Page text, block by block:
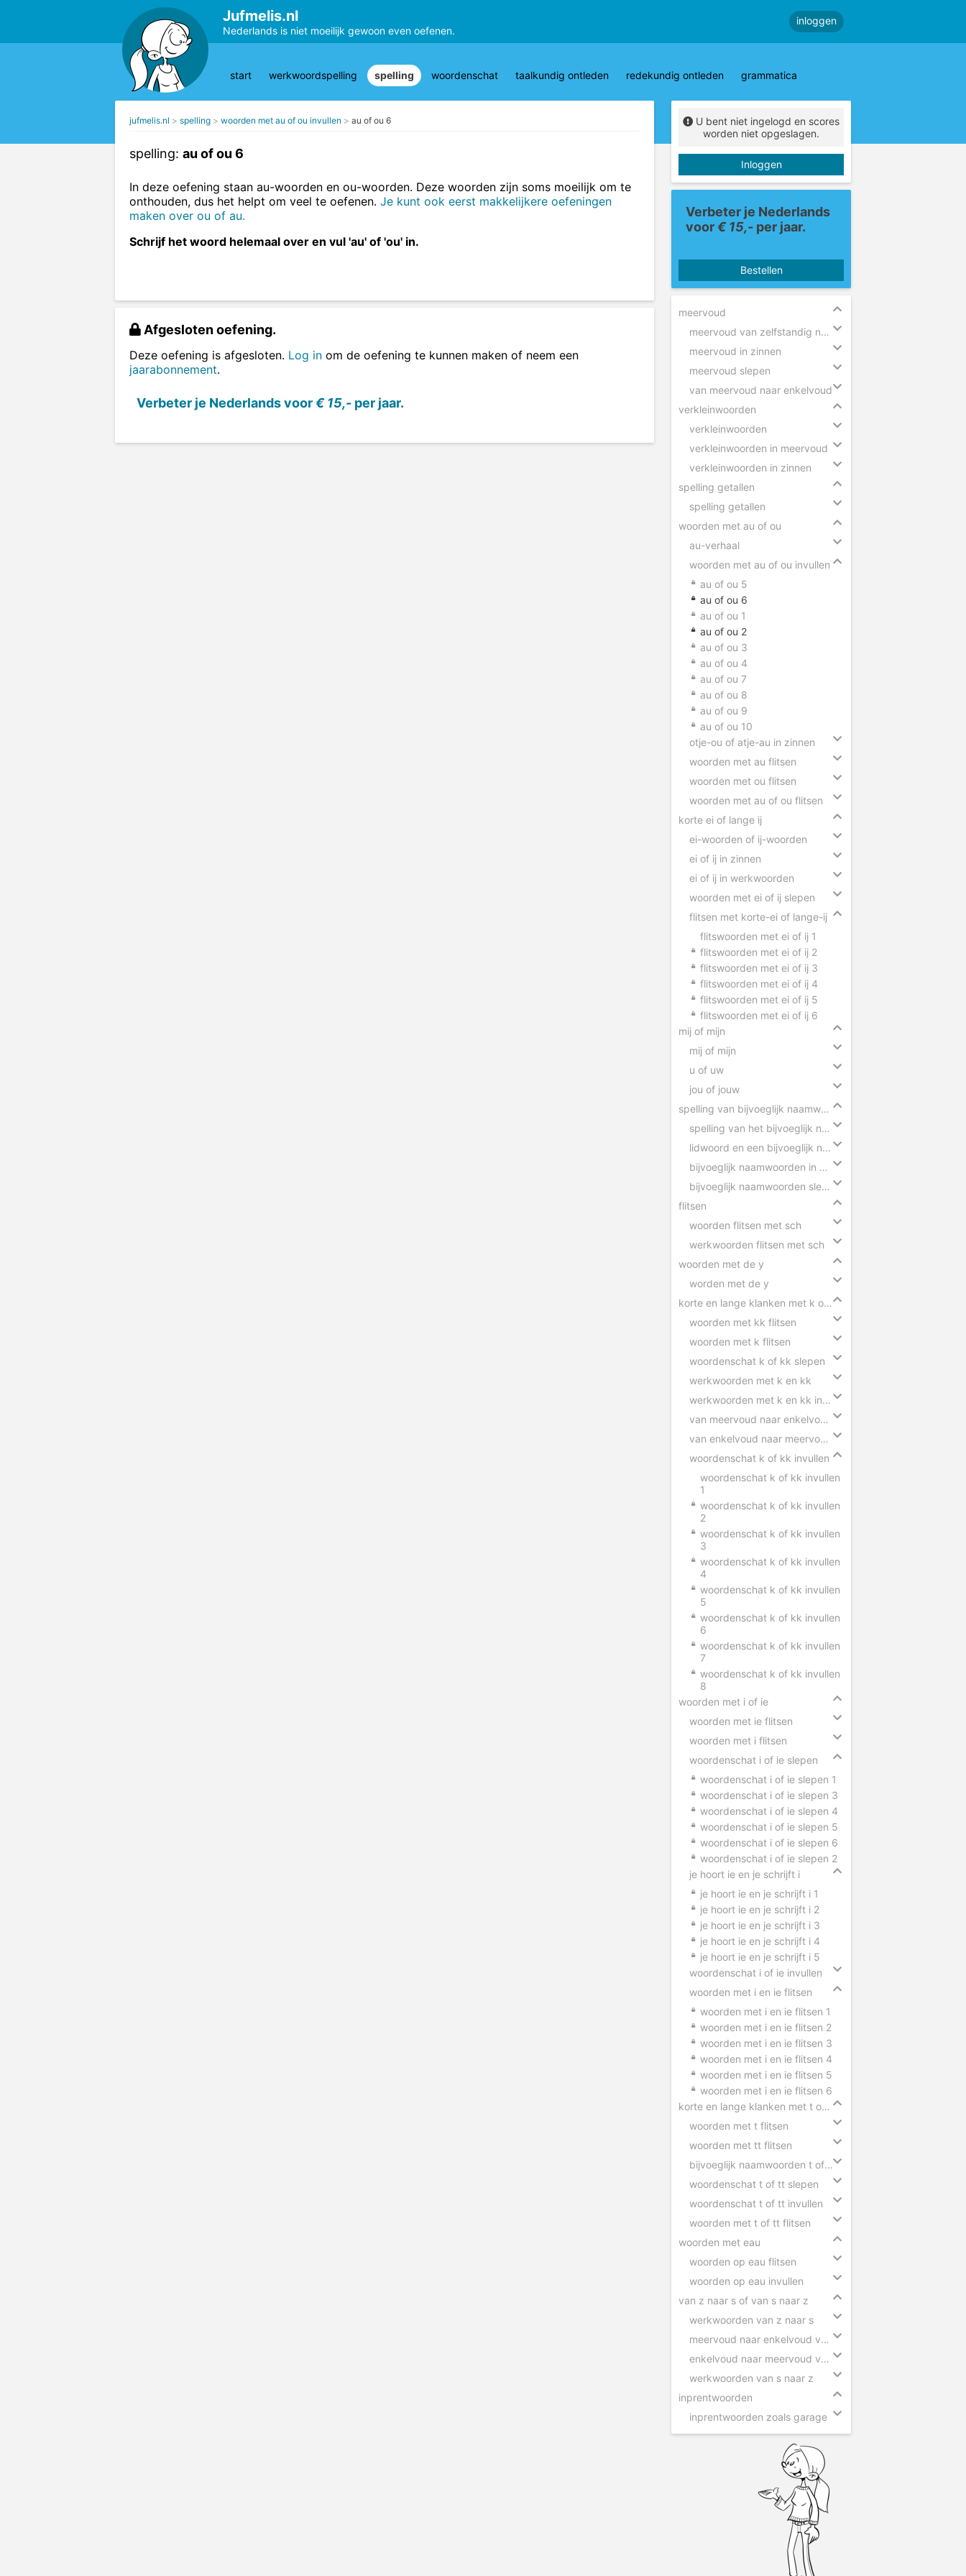
Jufmelis.nl
Nederlands is niet moeilijk gewoon even oefenen.
inloggen
start werkwoordspelling spelling woordenschat taalkundig ontleden redekundig ontleden grammatica
jufmelis.nl spelling woorden met au of ou invullen au of ou 6
spelling: au of ou 6
In deze oefening staan au-woorden en ou-woorden. Deze woorden zijn soms moeilijk om te
onthouden, dus het helpt om veel te oefenen. Je kunt ook eerst makkelijkere oefeningen
maken over ou of au.
Schrijf het woord helemaal over en vul 'au' of 'ou' in.
Afgesloten oefening.
Deze oefening is afgesloten. Log in om de oefening te kunnen maken of neem een
jaarabonnement.
Verbeter je Nederlands voor€ 15,- per jaar.
U bent niet ingelogd en scores
worden niet opgeslagen.
Inloggen
Verbeter je Nederlands
voor€ 15,- per jaar.
Bestellen
meervoud
meervoud van zelfstandig naamwoorden
meervoud in zinnen
meervoud slepen
van meervoud naar enkelvoud
verkleinwoorden
verkleinwoorden
verkleinwoorden in meervoud
verkleinwoorden in zinnen
spelling getallen
spelling getallen
woorden met au of ou
au-verhaal
woorden met au of ou invullen
au of ou 5
au of ou 6
au of ou 1
au of ou 2
au of ou 3
au of ou 4
au of ou 7
au of ou 8
au of ou 9
au of ou 10
otje-ou of atje-au in zinnen
woorden met au flitsen
woorden met ou flitsen
woorden met au of ou flitsen
korte ei of lange ij
ei-woorden of ij-woorden
ei of ij in zinnen
ei of ij in werkwoorden
woorden met ei of ij slepen
flitsen met korte-ei of lange-ij
flitswoorden met ei of ij 1
flitswoorden met ei of ij 2
flitswoorden met ei of ij 3
flitswoorden met ei of ij 4
flitswoorden met ei of ij 5
flitswoorden met ei of ij 6
mij of mijn
mij of mijn
u of uw
jou of jouw
spelling van bijvoeglijk naamwoorden
spelling van het bijvoeglijk naamwoord
lidwoord en een bijvoeglijk naamwoord
bijvoeglijk naamwoorden in zinnen
bijvoeglijk naamwoorden slepen
flitsen
woorden flitsen met sch
werkwoorden flitsen met sch
woorden met de y
worden met de y
korte en lange klanken met k of kk
woorden met kk flitsen
woorden met k flitsen
woordenschat k of kk slepen
werkwoorden met k en kk
werkwoorden met k en kk invullen
van meervoud naar enkelvoud k en kk
van enkelvoud naar meervoud k en kk
woordenschat k of kk invullen
woordenschat k of kk invullen
1
woordenschat k of kk invullen
2
woordenschat k of kk invullen
3
woordenschat k of kk invullen
4
woordenschat k of kk invullen
5
woordenschat k of kk invullen
6
woordenschat k of kk invullen
7
woordenschat k of kk invullen
8
woorden met i of ie
woorden met ie flitsen
woorden met i flitsen
woordenschat i of ie slepen
woordenschat i of ie slepen 1
woordenschat i of ie slepen 3
woordenschat i of ie slepen 4
woordenschat i of ie slepen 5
woordenschat i of ie slepen 6
woordenschat i of ie slepen 2
je hoort ie en je schrijft i
je hoort ie en je schrijft i 1
je hoort ie en je schrijft i 2
je hoort ie en je schrijft i 3
je hoort ie en je schrijft i 4
je hoort ie en je schrijft i 5
woordenschat i of ie invullen
woorden met i en ie flitsen
woorden met i en ie flitsen 1
woorden met i en ie flitsen 2
woorden met i en ie flitsen 3
woorden met i en ie flitsen 4
woorden met i en ie flitsen 5
woorden met i en ie flitsen 6
korte en lange klanken met t of tt
woorden met t flitsen
woorden met tt flitsen
bijvoeglijk naamwoorden t of tt
woordenschat t of tt slepen
woordenschat t of tt invullen
woorden met t of tt flitsen
woorden met eau
woorden op eau flitsen
woorden op eau invullen
van z naar s of van s naar z
werkwoorden van z naar s
meervoud naar enkelvoud van z naar s
enkelvoud naar meervoud van s naar z
werkwoorden van s naar z
inprentwoorden
inprentwoorden zoals garage